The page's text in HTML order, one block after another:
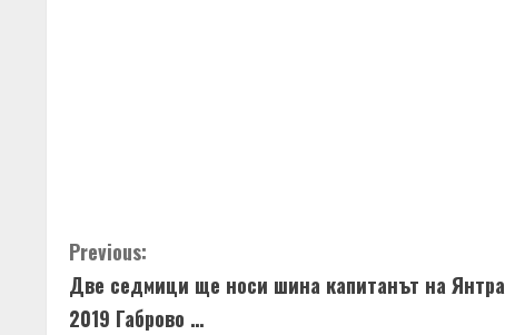
C
o
Previous:
Две седмици ще носи шина капитанът на Янтра
2019 Габрово …